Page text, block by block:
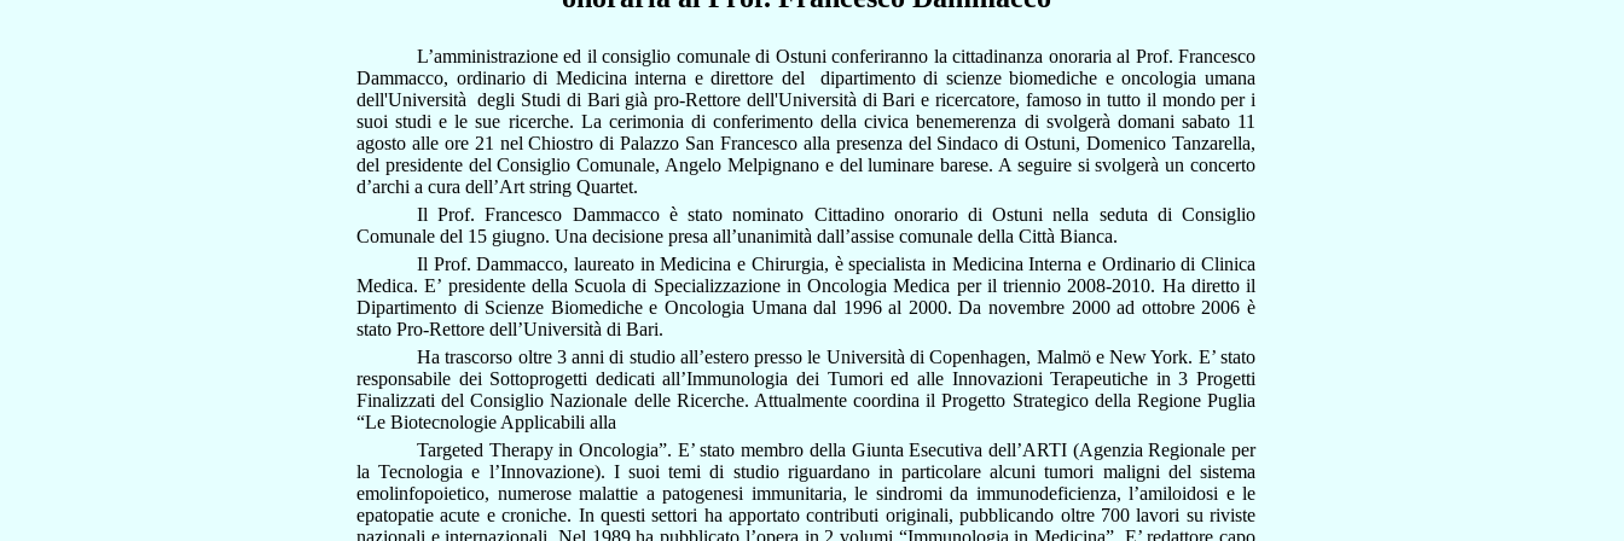
L’amministrazione ed il consiglio comunale di Ostuni conferiranno la cittadinanza onoraria al Prof. Francesco
Dammacco, ordinario di Medicina interna e direttore del dipartimento di scienze biomediche e oncologia umana
dell'Università degli Studi di Bari già pro-Rettore dell'Università di Bari e ricercatore, famoso in tutto il mondo per i
suoi studi e le sue ricerche. La cerimonia di conferimento della civica benemerenza di svolgerà domani sabato 11
agosto alle ore 21 nel Chiostro di Palazzo San Francesco alla presenza del Sindaco di Ostuni, Domenico Tanzarella,
del presidente del Consiglio Comunale, Angelo Melpignano e del luminare barese. A seguire si svolgerà un concerto
d’archi a cura dell’Art string Quartet.
Il Prof. Francesco Dammacco è stato nominato Cittadino onorario di Ostuni nella seduta di Consiglio
Comunale del 15 giugno. Una decisione presa all’unanimità dall’assise comunale della Città Bianca.
Il Prof. Dammacco, laureato in Medicina e Chirurgia, è specialista in Medicina Interna e Ordinario di Clinica
Medica. E’ presidente della Scuola di Specializzazione in Oncologia Medica per il triennio 2008-2010. Ha diretto il
Dipartimento di Scienze Biomediche e Oncologia Umana dal 1996 al 2000. Da novembre 2000 ad ottobre 2006 è
stato Pro-Rettore dell’Università di Bari.
Ha trascorso oltre 3 anni di studio all’estero presso le Università di Copenhagen, Malmö e New York. E’ stato
responsabile dei Sottoprogetti dedicati all’Immunologia dei Tumori ed alle Innovazioni Terapeutiche in 3 Progetti
Finalizzati del Consiglio Nazionale delle Ricerche. Attualmente coordina il Progetto Strategico della Regione Puglia
“Le Biotecnologie Applicabili alla
Targeted Therapy in Oncologia”. E’ stato membro della Giunta Esecutiva dell’ARTI (Agenzia Regionale per
la Tecnologia e l’Innovazione). I suoi temi di studio riguardano in particolare alcuni tumori maligni del sistema
emolinfopoietico, numerose malattie a patogenesi immunitaria, le sindromi da immunodeficienza, l’amiloidosi e le
epatopatie acute e croniche. In questi settori ha apportato contributi originali, pubblicando oltre 700 lavori su riviste
nazionali e internazionali. Nel 1989 ha pubblicato l’opera in 2 volumi “Immunologia in Medicina”. E’ redattore capo